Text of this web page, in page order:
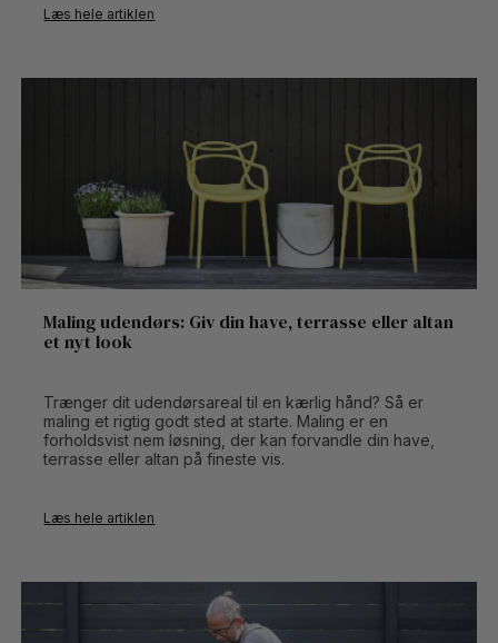
det forlænger levetiden af dit træværk markant. Og
Og hvordan gør du så? Det undersøger vi i dette
blogindlæg, hvor vi fra A til Z gennemgår
træbeskyttelse. Så læs med - og del meget gerne med
dine venner, der også skal i gang med at beskytte
deres træværk!
Læs hele artiklen
Maling udendørs: Giv din have, terrasse eller altan
et nyt look
Trænger dit udendørsareal til en kærlig hånd? Så er
maling et rigtig godt sted at starte. Maling er en
forholdsvist nem løsning, der kan forvandle din have,
terrasse eller altan på fineste vis.
Læs hele artiklen